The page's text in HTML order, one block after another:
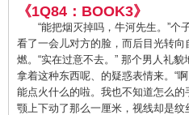
《1Q84：BOOK3》
“能把烟灭掉吗，牛河先生。”个
看了一会儿对方的脸，而后目光转
燃。“实在过意不去。” 那个男人礼
拿着这种东西呢、的疑惑表情来。“
能点火什么的啦。我也不知道怎么
颚上下动了那么一厘米，视线却是